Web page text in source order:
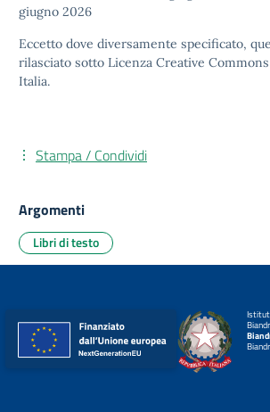
giugno 2026
Eccetto dove diversamente specificato,
rilasciato sotto Licenza Creative
Italia.
Stampa / Condividi
Argomenti
Libri di testo